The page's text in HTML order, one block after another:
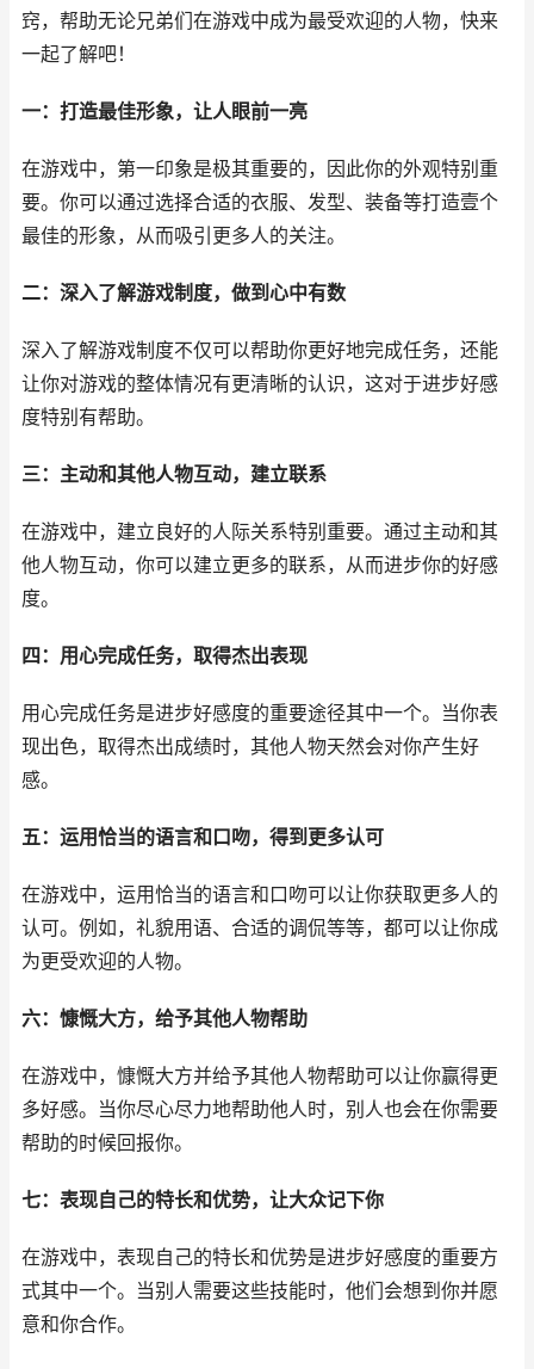
窍，帮助无论兄弟们在游戏中成为最受欢迎的人物，快来
一起了解吧！
一：打造最佳形象，让人眼前一亮
在游戏中，第一印象是极其重要的，因此你的外观特别重
要。你可以通过选择合适的衣服、发型、装备等打造壹个
最佳的形象，从而吸引更多人的关注。
二：深入了解游戏制度，做到心中有数
深入了解游戏制度不仅可以帮助你更好地完成任务，还能
让你对游戏的整体情况有更清晰的认识，这对于进步好感
度特别有帮助。
三：主动和其他人物互动，建立联系
在游戏中，建立良好的人际关系特别重要。通过主动和其
他人物互动，你可以建立更多的联系，从而进步你的好感
度。
四：用心完成任务，取得杰出表现
用心完成任务是进步好感度的重要途径其中一个。当你表
现出色，取得杰出成绩时，其他人物天然会对你产生好
感。
五：运用恰当的语言和口吻，得到更多认可
在游戏中，运用恰当的语言和口吻可以让你获取更多人的
认可。例如，礼貌用语、合适的调侃等等，都可以让你成
为更受欢迎的人物。
六：慷慨大方，给予其他人物帮助
在游戏中，慷慨大方并给予其他人物帮助可以让你赢得更
多好感。当你尽心尽力地帮助他人时，别人也会在你需要
帮助的时候回报你。
七：表现自己的特长和优势，让大众记下你
在游戏中，表现自己的特长和优势是进步好感度的重要方
式其中一个。当别人需要这些技能时，他们会想到你并愿
意和你合作。